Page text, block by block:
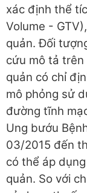
xác định thể
Volume -
quản. Đối
cứu mô tả
quản có chỉ
mô phỏng sử
đường tĩnh
Ung bướu
03/2015 đến
có thể áp
quản. So với